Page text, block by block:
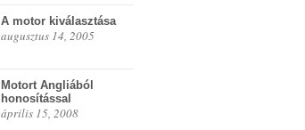
A motor kiválasztása
augusztus 14, 2005
Motort Angliából
honosítással
április 15, 2008